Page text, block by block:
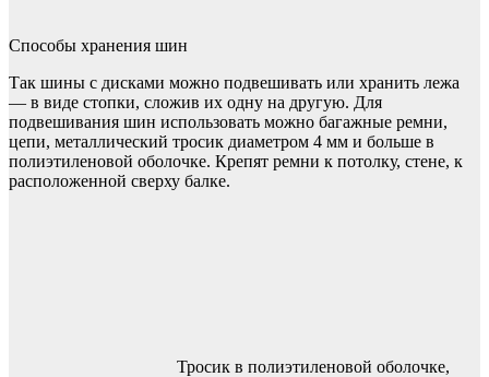
Способы хранения шин
Так шины с дисками можно подвешивать или хранить лежа
— в виде стопки, сложив их одну на другую. Для
подвешивания шин использовать можно багажные ремни,
цепи, металлический тросик диаметром 4 мм и больше в
полиэтиленовой оболочке. Крепят ремни к потолку, стене, к
расположенной сверху балке.
Тросик в полиэтиленовой оболочке,